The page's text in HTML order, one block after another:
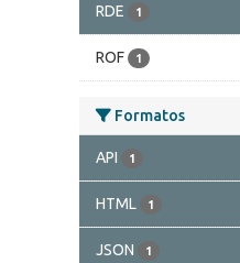
RDE 1
ROF 1
Formatos
API 1
HTML 1
JSON 1